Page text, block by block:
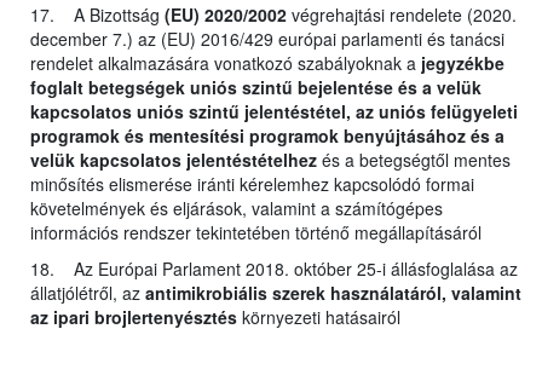
17. A Bizottság (EU) 2020/2002 végrehajtási rendelete (2020.
december 7.) az (EU) 2016/429 európai parlamenti és tanácsi
rendelet alkalmazására vonatkozó szabályoknak a jegyzékbe
foglalt betegségek uniós szintű bejelentése és a velük
kapcsolatos uniós szintű jelentéstétel, az uniós felügyeleti
programok és mentesítési programok benyújtásához és a
velük kapcsolatos jelentéstételhez és a betegségtől mentes
minősítés elismerése iránti kérelemhez kapcsolódó formai
követelmények és eljárások, valamint a számítógépes
információs rendszer tekintetében történő megállapításáról
18. Az Európai Parlament 2018. október 25-i állásfoglalása az
állatjólétről, az antimikrobiális szerek használatáról, valamint
az ipari brojlertenyésztés környezeti hatásairól